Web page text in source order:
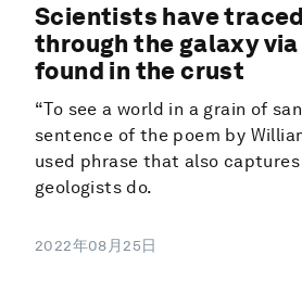
Scientists have
through the galaxy
found in the crust
“To see a world in a grain of
sentence of the poem by
used phrase that also
geologists do.
2022年08月25日